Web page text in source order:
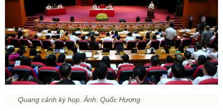
Quang cảnh kỳ họp. Ảnh: Quốc Hương